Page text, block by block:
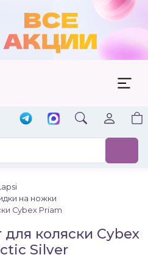
на ножки
Cybex Priam
коляски Cybex
Silver